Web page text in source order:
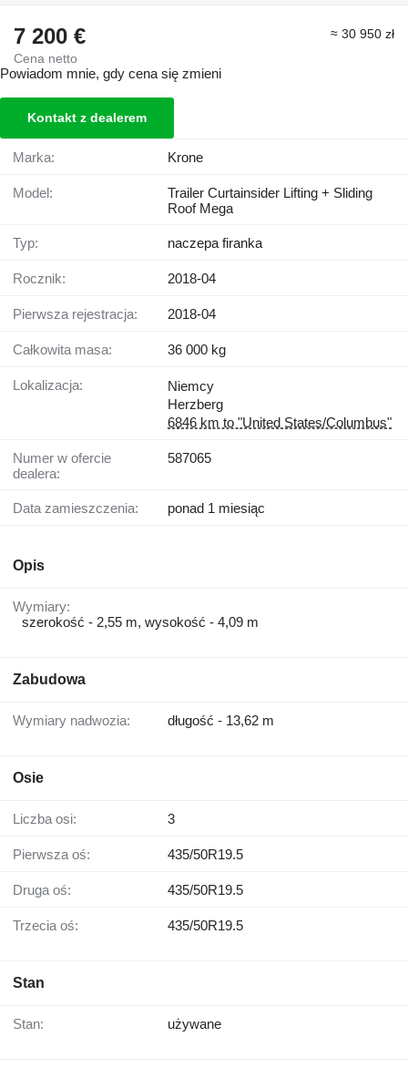
7 200 €
Cena netto
≈ 30 950 zł
Powiadom mnie, gdy cena się zmieni
Kontakt z dealerem
Marka: Krone
Model:
Trailer Curtainsider Lifting + Sliding
Roof Mega
Typ: naczepa firanka
Rocznik: 2018-04
Pierwsza rejestracja: 2018-04
Całkowita masa: 36 000 kg
Lokalizacja:
Niemcy
Herzberg
6846 km to "United States/Columbus"
Numer w ofercie
dealera:
587065
Data zamieszczenia: ponad 1 miesiąc
Opis
Wymiary:
szerokość - 2,55 m, wysokość - 4,09 m
Zabudowa
Wymiary nadwozia: długość - 13,62 m
Osie
Liczba osi: 3
Pierwsza oś: 435/50R19.5
Druga oś: 435/50R19.5
Trzecia oś: 435/50R19.5
Stan
Stan: używane